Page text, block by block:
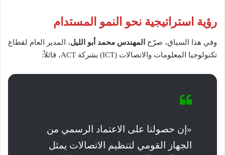
رؤية استراتيجية نحو النمو المستدام
وفي هذا السياق، صرّح المهندس محمد أبو الليل، المدير العام لقطاع
تكنولوجيا المعلومات والاتصالات (ICT) بشركة ACT، قائلاً:
«إن حصولنا على الاعتماد الرسمي من
الجهاز القومي لتنظيم الاتصالات يمثل